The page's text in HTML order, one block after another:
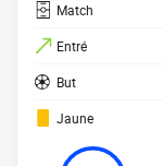
Match
Entré
But
Jaune